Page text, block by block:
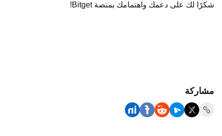
شكرًا لك على دعمك واهتمامك بمنصة Bitget
!
مشاركة